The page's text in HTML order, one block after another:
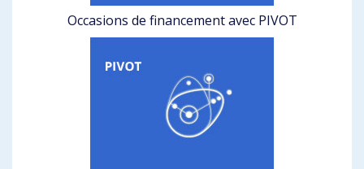
Occasions de financement avec PIVOT